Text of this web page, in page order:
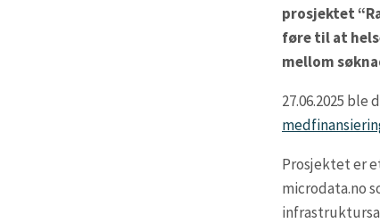
prosjektet
føre til at
mellom
27.06.2025
Prosjektet er
microdata.no